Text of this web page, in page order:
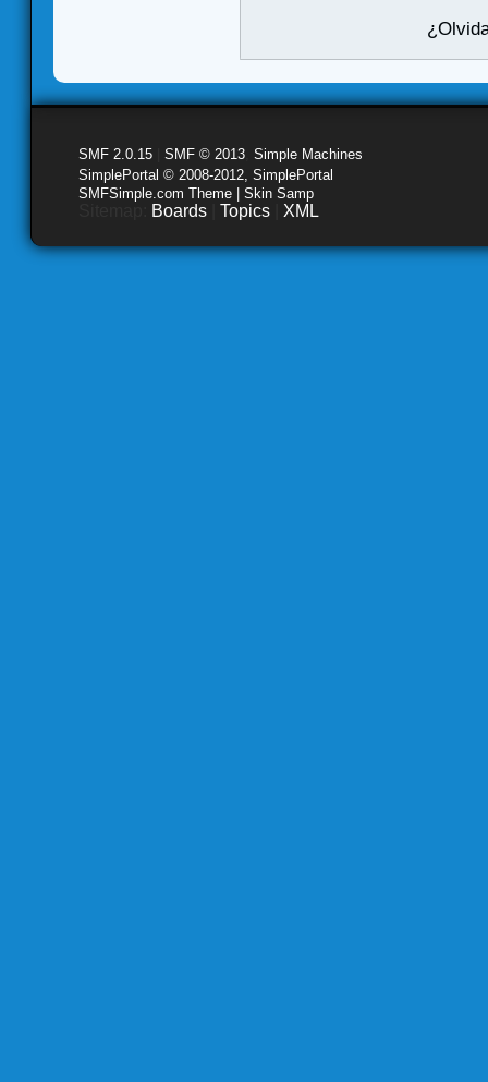
SMF 2.0.15 SMF © 2013 Simple Machines
SimplePortal © 2008-2012, SimplePortal
SMFSimple.com Theme | Skin Samp
Boards Topics XML